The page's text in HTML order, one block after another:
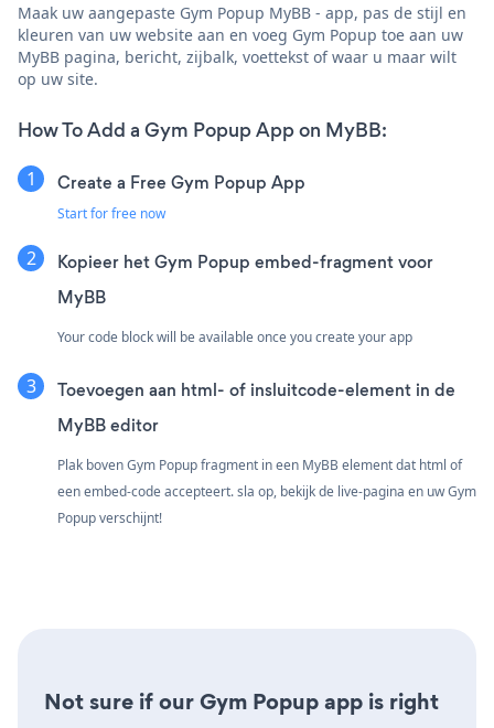
Maak uw aangepaste Gym Popup MyBB - app, pas de stijl en
kleuren van uw website aan en voeg Gym Popup toe aan uw
MyBB pagina, bericht, zijbalk, voettekst of waar u maar wilt
op uw site.
How To Add a Gym Popup App on MyBB:
Create a Free Gym Popup App
Start for free now
Kopieer het Gym Popup embed-fragment voor
MyBB
Your code block will be available once you create your app
Toevoegen aan html- of insluitcode-element in de
MyBB editor
Plak boven Gym Popup fragment in een MyBB element dat html of
een embed-code accepteert. sla op, bekijk de live-pagina en uw Gym
Popup verschijnt!
Not sure if our Gym Popup app is right